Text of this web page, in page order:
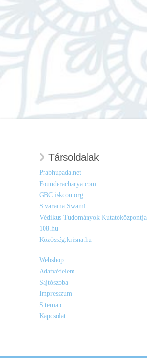
Társoldalak
Prabhupada.net
Founderacharya.com
GBC.iskcon.org
Sivarama Swami
Védikus Tudományok Kutatóközpontja
108.hu
Közösség.krisna.hu
Webshop
Adatvédelem
Sajtószoba
Impresszum
Sitemap
Kapcsolat